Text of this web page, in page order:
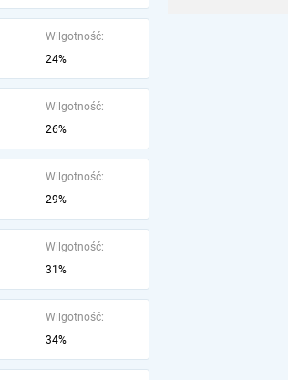
Wilgotność:
24%
Wilgotność:
26%
Wilgotność:
29%
Wilgotność:
31%
Wilgotność:
34%